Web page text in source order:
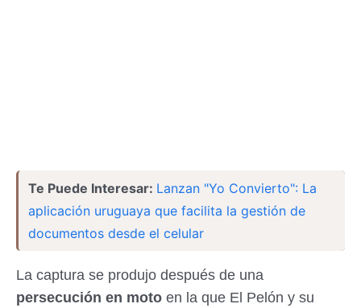
Te Puede Interesar: Lanzan "Yo Convierto": La
aplicación uruguaya que facilita la gestión de
documentos desde el celular
La captura se produjo después de una
persecución en moto en la que El Pelón y su